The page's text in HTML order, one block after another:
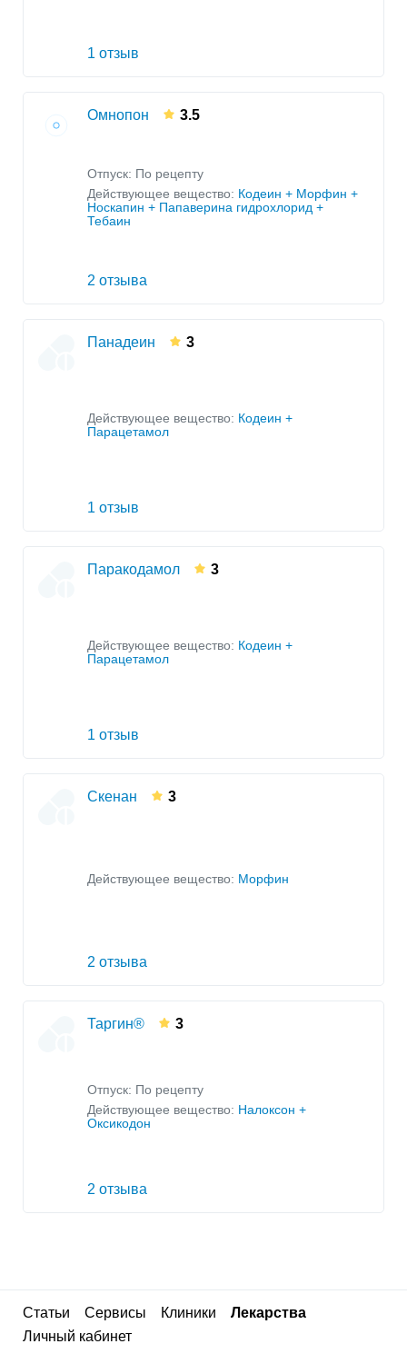
1 отзыв
Омнопон 3.5
Отпуск: По рецепту
Действующее вещество: Кодеин + Морфин +
Носкапин + Папаверина гидрохлорид +
Тебаин
2 отзыва
Панадеин 3
Действующее вещество: Кодеин +
Парацетамол
1 отзыв
Паракодамол 3
Действующее вещество: Кодеин +
Парацетамол
1 отзыв
Скенан 3
Действующее вещество: Морфин
2 отзыва
Таргин® 3
Отпуск: По рецепту
Действующее вещество: Налоксон +
Оксикодон
2 отзыва
Статьи Сервисы Клиники
Лекарства
Личный кабинет